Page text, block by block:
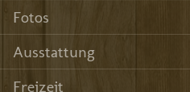
Fotos
Ausstattung
Freizeit